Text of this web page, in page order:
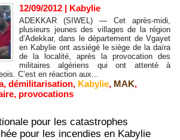
12/09/2012 | Kabylie
ADEKKAR (SIWEL) — Cet après-midi,
plusieurs jeunes des villages de la région
d’Adekkar, dans le département de Vgayet
en Kabylie ont assiégé le siège de la daïra
de la localité, après la provocation des
militaires algériens qui ont attenté à
C’est en réaction aux...
, démilitarisation, Kabylie, MAK,
, provocations
pour les catastrophes
pour les incendies en Kabylie